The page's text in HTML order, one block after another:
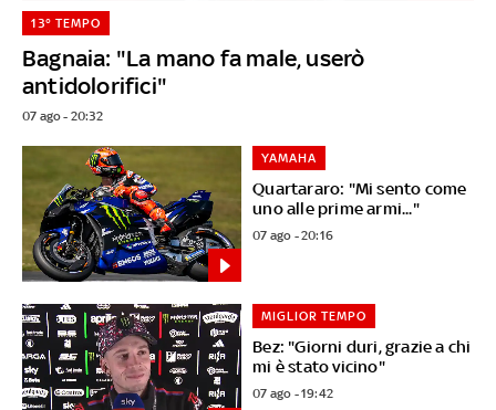
Bagnaia: "La mano fa male, userò
antidolorifici"
13° TEMPO
07 ago - 20:32
Quartararo: "Mi sento come
uno alle prime armi..."
YAMAHA
07 ago - 20:16
Bez: "Giorni duri, grazie a chi
mi è stato vicino"
MIGLIOR TEMPO
07 ago - 19:42